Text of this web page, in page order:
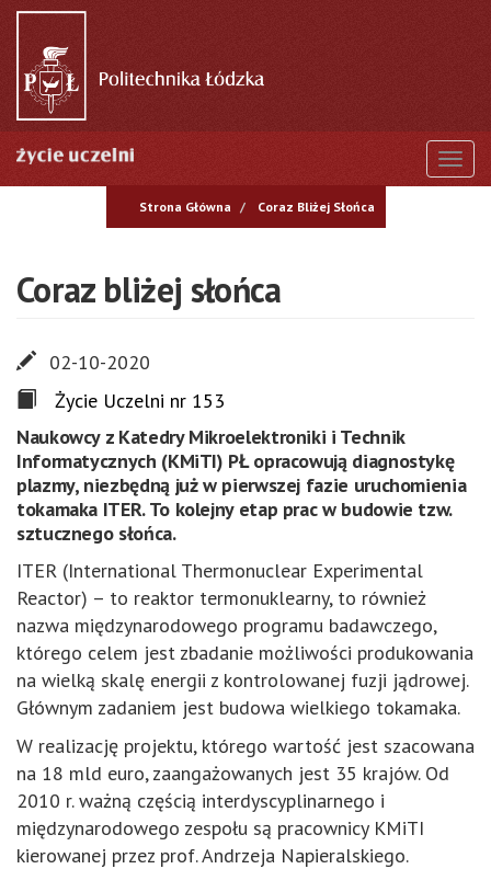
Przejdź
treści
Strona Główna Coraz Bliżej Słońca
Coraz bliżej słońca
02-10-2020
Życie Uczelni nr 153
Naukowcy z Katedry Mikroelektroniki i Technik
Informatycznych (KMiTI) PŁ opracowują diagnostykę
plazmy, niezbędną już w pierwszej fazie uruchomienia
tokamaka ITER. To kolejny etap prac w budowie tzw.
sztucznego słońca.
ITER (International Thermonuclear Experimental
Reactor) – to reaktor termonuklearny, to również
nazwa międzynarodowego programu badawczego,
którego celem jest zbadanie możliwości produkowania
na wielką skalę energii z kontrolowanej fuzji jądrowej.
Głównym zadaniem jest budowa wielkiego tokamaka.
W realizację projektu, którego wartość jest szacowana
na 18 mld euro, zaangażowanych jest 35 krajów. Od
2010 r. ważną częścią interdyscyplinarnego i
międzynarodowego zespołu są pracownicy KMiTI
kierowanej przez prof. Andrzeja Napieralskiego.